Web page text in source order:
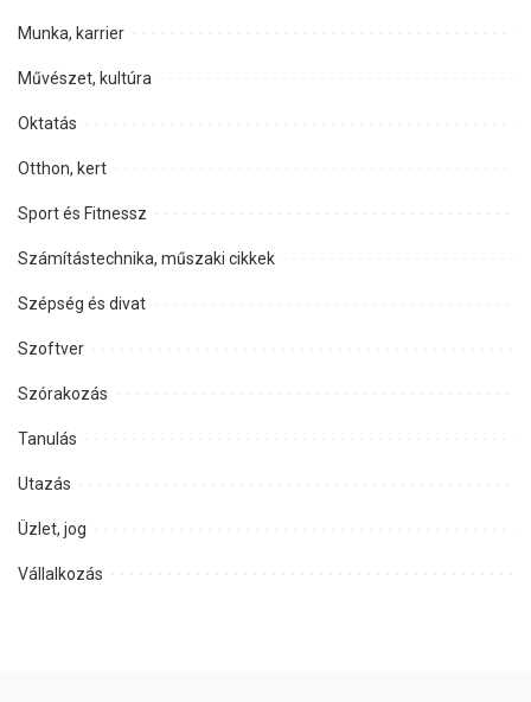
Munka, karrier
Művészet, kultúra
Oktatás
Otthon, kert
Sport és Fitnessz
Számítástechnika, műszaki cikkek
Szépség és divat
Szoftver
Szórakozás
Tanulás
Utazás
Üzlet, jog
Vállalkozás